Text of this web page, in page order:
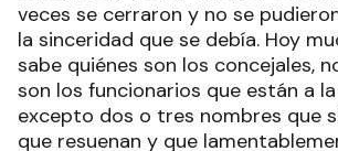
veces se cerraron y no se
la sinceridad que se debía. Hoy
sabe quiénes son los concejales,
son los funcionarios que están a
excepto dos o tres nombres que
que resuenan y que